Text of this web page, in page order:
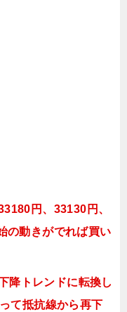
円、 33130円、
の動きがでれば買い
降トレンドに転換し
て抵抗線から再下